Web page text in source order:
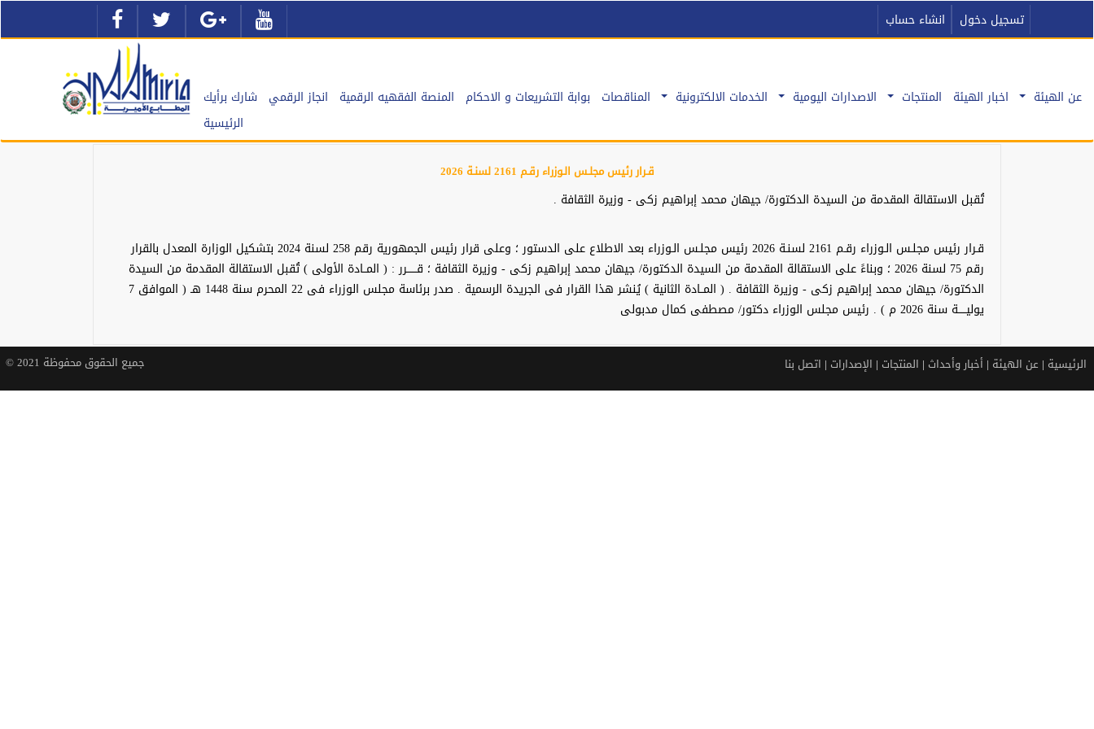
تسجيل دخول انشاء حساب
شارك برأيك انجاز الرقمي المنصة الفقهيه الرقمية بوابة التشريعات و الاحكام المناقصات الخدمات الالكترونية الاصدارات اليومية المنتجات اخبار الهيئة
عن الهيئة
الرئيسية
قـرار رئيس مجلـس الـوزراء رقـم 2161 لسنـة 2026
تُقبل الاستقالة المقدمة من السيدة الدكتورة/ جيهان محمد إبراهيم زكى - وزيرة الثقافة .
قـرار رئيس مجلـس الـوزراء رقـم 2161 لسنـة 2026 رئيس مجلـس الـوزراء بعد الاطلاع على الدستور ؛ وعلى قرار رئيس الجمهورية رقم 258 لسنة 2024 بتشكيل الوزارة المعدل بالقرار
رقم 75 لسنة 2026 ؛ وبناءً على الاستقالة المقدمة من السيدة الدكتورة/ جيهان محمد إبراهيم زكى - وزيرة الثقافة ؛ قــــــرر : ( المــادة الأولى ) تُقبل الاستقالة المقدمة من السيدة
الدكتورة/ جيهان محمد إبراهيم زكى - وزيرة الثقافة . ( المــادة الثانية ) يُنشر هذا القرار فى الجريدة الرسمية . صدر برئاسة مجلس الوزراء فى 22 المحرم سنة 1448 هـ ( الموافق 7
يوليـــــة سنة 2026 م ) . رئيس مجلس الوزراء دكتور/ مصطفى كمال مدبولى
الرئيسية | عن الهيئة | أخبار وأحداث | المنتجات | الإصدارات | اتصل بنا جميع الحقوق محفوظة 2021 ©